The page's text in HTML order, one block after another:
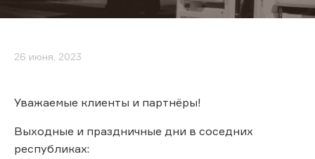
26 июня, 2023
Уважаемые клиенты и партнёры!
Выходные и праздничные дни в соседних
республиках: